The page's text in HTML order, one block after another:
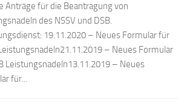
Anträge für die Beantragung von
des NSSV und DSB.
19.11.2020 – Neues Formular für
– Neues Formular
Leistungsnadeln13.11.2019 – Neues
für...